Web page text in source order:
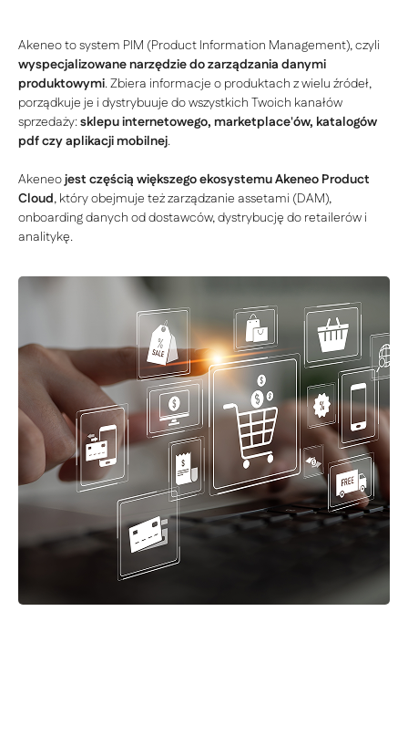
Akeneo to system PIM (Product Information Management), czyli
wyspecjalizowane narzędzie do zarządzania danymi
produktowymi. Zbiera informacje o produktach z wielu źródeł,
porządkuje je i dystrybuuje do wszystkich Twoich kanałów
sprzedaży:sklepu internetowego, marketplace'ów, katalogów
pdf czy aplikacji mobilnej.
Akeneojest częścią większego ekosystemu Akeneo Product
Cloud, który obejmuje też zarządzanie assetami (DAM),
onboarding danych od dostawców, dystrybucję do retailerów i
analitykę.